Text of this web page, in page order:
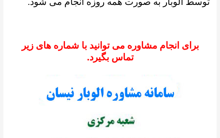
برای انجام مشاوره می توانید با شماره های زیر
تماس بگیرد.